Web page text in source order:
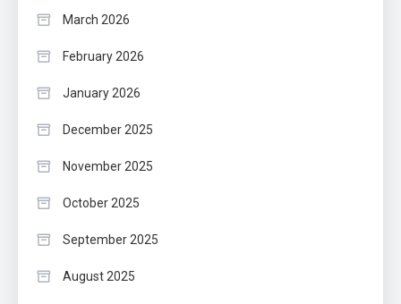
March 2026
February 2026
January 2026
December 2025
November 2025
October 2025
September 2025
August 2025